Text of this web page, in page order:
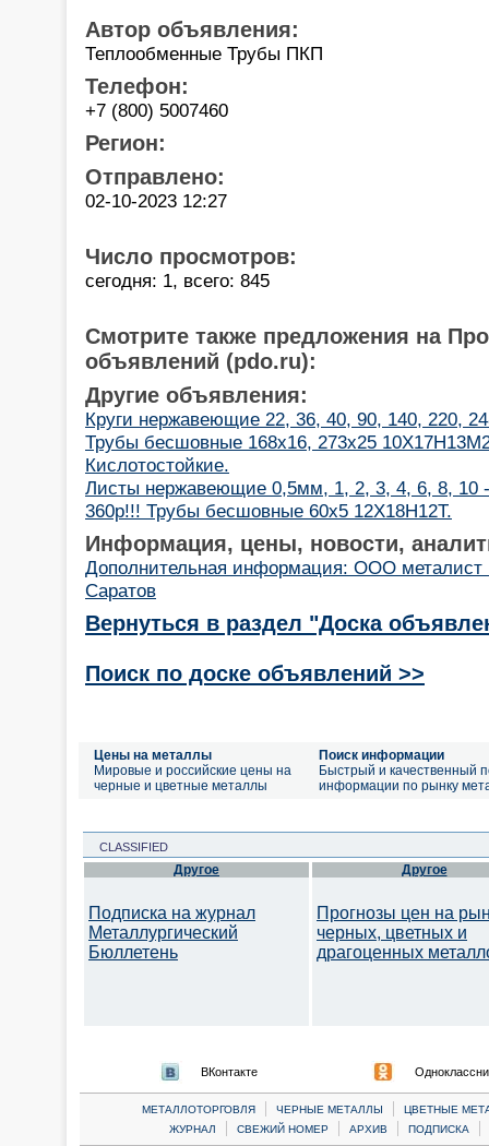
Автор объявления:
Теплообменные Трубы ПКП
Телефон:
+7 (800) 5007460
Регион:
Отправлено:
02-10-2023 12:27
Число просмотров:
сегодня: 1, всего: 845
Смотрите также предложения на
объявлений (pdo.ru):
Другие объявления:
Круги нержавеющие 22, 36, 40, 90, 140, 220,
Трубы бесшовные 168х16, 273х25
Кислотостойкие.
Листы нержавеющие 0,5мм, 1, 2, 3, 4, 6, 8, 10
360р!!! Трубы бесшовные 60х5 12Х18Н12Т.
Информация, цены, новости,
Дополнительная информация: ООО металист
Саратов
Вернуться в раздел "Доска
Поиск по доске объявлений >>
Цены на металлы
Мировые и российские цены на
черные и цветные металлы
Поиск информации
Быстрый и качественный
информации по рынку
CLASSIFIED
Другое
Подписка на журнал
Металлургический
Бюллетень
Другое
Прогнозы цен на
черных, цветных и
драгоценных
ВКонтакте
МЕТАЛЛОТОРГОВЛЯ | ЧЕРНЫЕ МЕТАЛЛЫ |
ЦВЕТНЫЕ
ЖУРНАЛ
| СВЕЖИЙ НОМЕР | АРХИВ | ПОДПИСКА |